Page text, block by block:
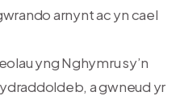
arnynt ac yn cael
yng Nghymru sy’n
a gwneud yr